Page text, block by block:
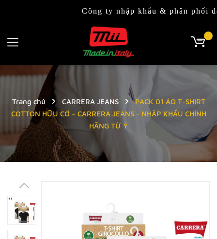
Công ty nhập khẩu & phân phối độc
Trang chủ CARRERA JEANS
PACK 01 ÁO T-SHIRT
COTTON HỮU CƠ – CARRERA JEANS - NHẬP KHẨU CHÍNH
HÃNG TỪ Ý